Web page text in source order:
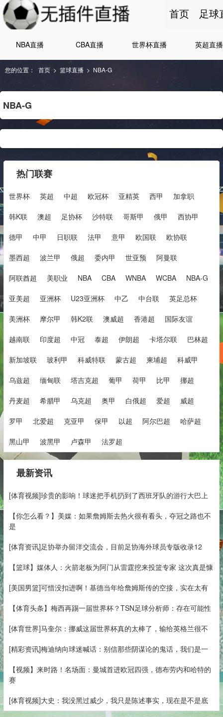
首页 足球
NBA直播 CBA直播 世界杯直播 英超直播
您的位置： 首页 > 篮球直播 > NBA-G
NBA-G
热门联赛
世界杯 英超 中超 欧冠杯 亚精英 西甲 加拿职
韩K联 澳超 足协杯 沙特联 哥斯甲 俄甲 西协甲
德甲 中甲 日职联 法甲 意甲 欧国联 欧协联
墨西超 波兰甲 俄超 委内甲 世亚预 阿曼联
阿联酋超 美职业 NBA CBA WNBA WCBA NBA-G
亚美超 亚洲杯 U23亚洲杯 中乙 中台联 英足总杯
美洲杯 摩尔甲 韩K2联 澳威超 香港超 国际友谊
越南联 印度超 中冠 泰超 伊朗超 卡塔尔联 巴林超
新加坡联 玻利甲 科威特联 蒙古超 柬埔超 科威甲
乌兹超 缅甸联 塔吉克超 葡甲 荷甲 比甲 挪超
丹麦超 希腊甲 乌克超 奥甲 白俄超 爱超 威超
罗甲 北爱超 克亚甲 保甲 以超 阿尔巴超 哈萨超
黑山甲 波黑甲 卢森甲 法罗超
最新资讯
[体育视频]珍贵的影响！球迷把手机扔到了西班牙队的游行大巴上
【你怎么看？】美媒：如果詹姆斯去热火很有看头，夺冠之路也不
是
[体育资讯]足协举办留洋交流会，目前足协海外球员专版收录12
【篮球】媒体人：火箭老板为阿门从雷霆挖来投篮专家 这次真是慷
[美国男篮]可惜没扣进啊！基德当年给詹姆斯传的空接，实在太有
【体育头条】梅西再踢一届世界杯？TSN足球分析师：存在可能性
[体育世界]马奎尔：挪威这届世界杯真的太棒了，输给英格兰很不
[精彩资讯]梅迪纳向球迷喊话：别信那些阴谋论的鬼话，我们是一
【视频】来时路！名场面：曼城首进欧冠四强，德布劳内和哈特的
赛
[体育视频]大史：我没黑过威少，我只是陈述事实，现在是不是底